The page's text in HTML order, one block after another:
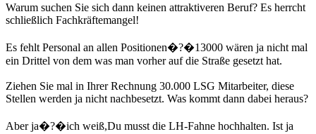
Warum suchen Sie sich dann keinen attraktiveren Beruf? Es herrcht
schließlich Fachkräftemangel!
Es fehlt Personal an allen Positionen�?�13000 wären ja nicht mal
ein Drittel von dem was man vorher auf die Straße gesetzt hat.
Ziehen Sie mal in Ihrer Rechnung 30.000 LSG Mitarbeiter, diese
Stellen werden ja nicht nachbesetzt. Was kommt dann dabei heraus?
Aber ja�?�ich weiß,Du musst die LH-Fahne hochhalten. Ist ja